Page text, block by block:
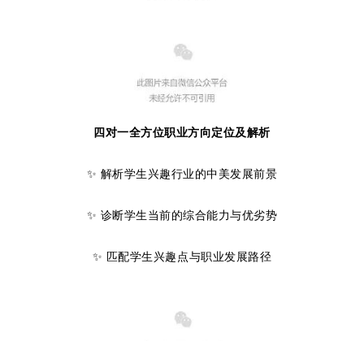
四对一全方位职业方向定位及解析
✨ 解析学生兴趣行业的中美发展前景
✨ 诊断学生当前的综合能力与优劣势
✨ 匹配学生兴趣点与职业发展路径